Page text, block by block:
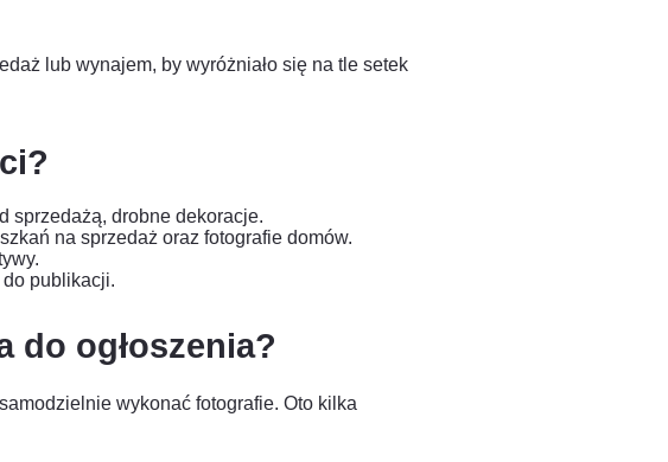
lub wynajem, by wyróżniało się na tle setek
sprzedażą, drobne dekoracje.
na sprzedaż oraz fotografie domów.
publikacji.
do ogłoszenia?
wykonać fotografie. Oto kilka